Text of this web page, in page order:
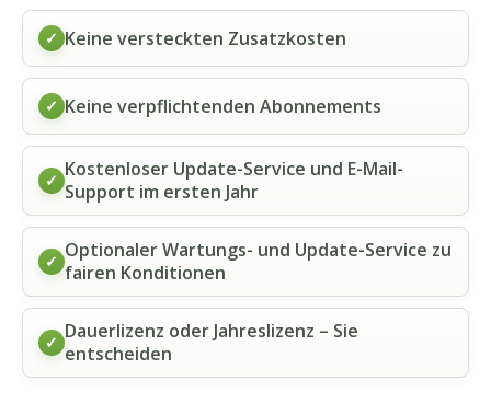
✓ Keine versteckten Zusatzkosten
✓ Keine verpflichtenden Abonnements
✓ Kostenloser Update-Service und E-Mail-
Support im ersten Jahr
✓ Optionaler Wartungs- und Update-Service zu
fairen Konditionen
✓ Dauerlizenz oder Jahreslizenz – Sie
entscheiden